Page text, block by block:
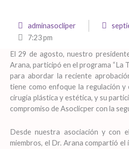
adminasocliper
7:23 pm
El 29 de agosto, nuestro
Arana, participó en el programa “La
para abordar la reciente
tiene como enfoque la regulación y
cirugía plástica y estética, y su
compromiso de Asoclicper con la
Desde nuestra asociación y con
miembros, el Dr. Arana compartió el